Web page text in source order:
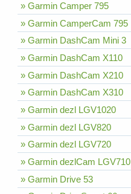
» Garmin Camper 795
» Garmin CamperCam 795
» Garmin DashCam Mini 3
» Garmin DashCam X110
» Garmin DashCam X210
» Garmin DashCam X310
» Garmin dezl LGV1020
» Garmin dezl LGV820
» Garmin dezl LGV720
» Garmin dezlCam LGV710
» Garmin Drive 53